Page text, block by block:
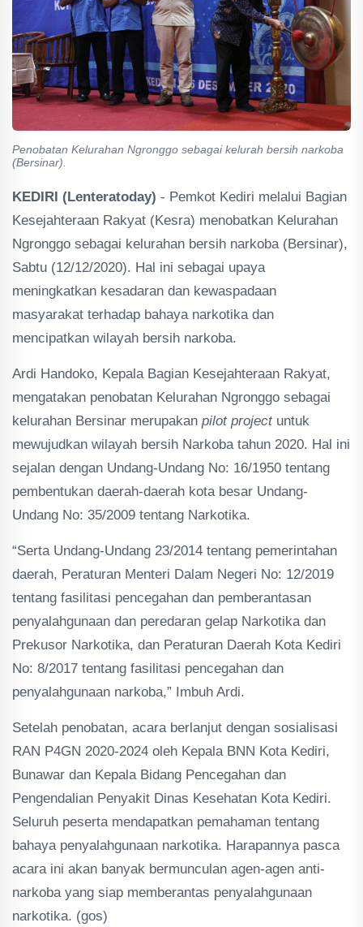
Penobatan Kelurahan Ngronggo sebagai kelurah bersih narkoba
(Bersinar).
KEDIRI (Lenteratoday) - Pemkot Kediri melalui Bagian
Kesejahteraan Rakyat (Kesra) menobatkan Kelurahan
Ngronggo sebagai kelurahan bersih narkoba (Bersinar),
Sabtu (12/12/2020). Hal ini sebagai upaya
meningkatkan kesadaran dan kewaspadaan
masyarakat terhadap bahaya narkotika dan
mencipatkan wilayah bersih narkoba.
Ardi Handoko, Kepala Bagian Kesejahteraan Rakyat,
mengatakan penobatan Kelurahan Ngronggo sebagai
kelurahan Bersinar merupakan pilot projectuntuk
mewujudkan wilayah bersih Narkoba tahun 2020. Hal ini
sejalan dengan Undang-Undang No: 16/1950 tentang
pembentukan daerah-daerah kota besar Undang-
Undang No: 35/2009 tentang Narkotika.
“Serta Undang-Undang 23/2014 tentang pemerintahan
daerah, Peraturan Menteri Dalam Negeri No: 12/2019
tentang fasilitasi pencegahan dan pemberantasan
penyalahgunaan dan peredaran gelap Narkotika dan
Prekusor Narkotika, dan Peraturan Daerah Kota Kediri
No: 8/2017 tentang fasilitasi pencegahan dan
penyalahgunaan narkoba,” Imbuh Ardi.
Setelah penobatan, acara berlanjut dengan sosialisasi
RAN P4GN 2020-2024 oleh Kepala BNN Kota Kediri,
Bunawar dan Kepala Bidang Pencegahan dan
Pengendalian Penyakit Dinas Kesehatan Kota Kediri.
Seluruh peserta mendapatkan pemahaman tentang
bahaya penyalahgunaan narkotika. Harapannya pasca
acara ini akan banyak bermunculan agen-agen anti-
narkoba yang siap memberantas penyalahgunaan
narkotika. (gos)